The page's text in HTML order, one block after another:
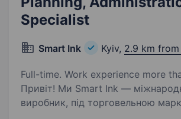
Specialist
Smart Ink Kyiv, 2.9 km
Full-time. Work experience more
Привіт! Ми Smart Ink —
виробник, під торговельною